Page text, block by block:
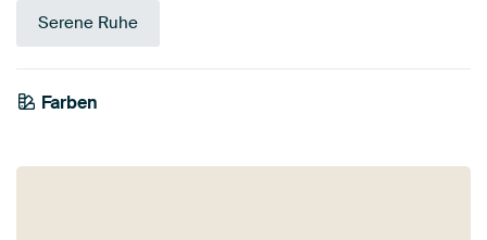
Serene Ruhe
Farben
Blau
Bronze
Braun